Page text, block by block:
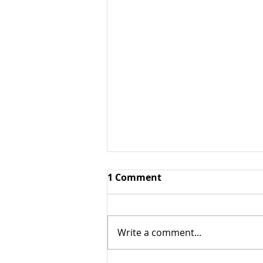
Ароматические овощи /
пряные овощи — овощи,
содержащие большое
количество эфирных масел и
1 Comment
Write a comment...